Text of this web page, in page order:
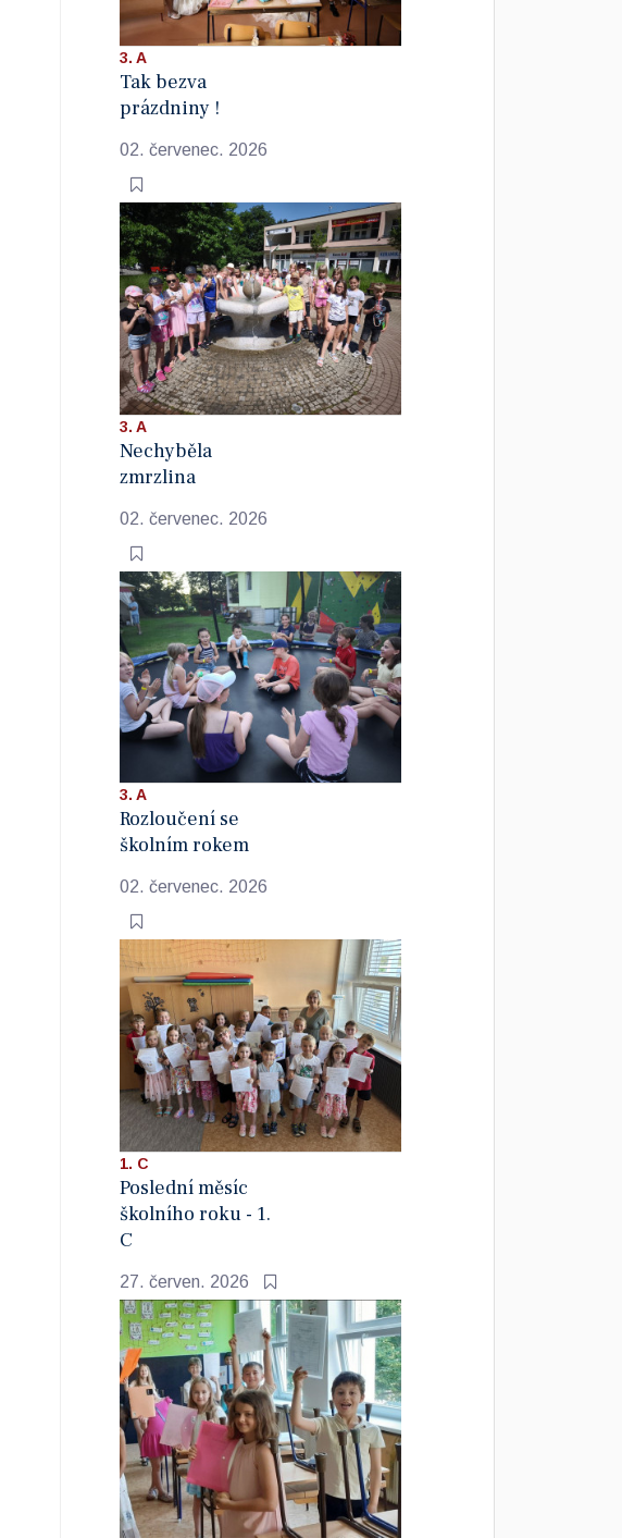
3. A
Tak bezva
prázdniny !
02. červenec. 2026
3. A
Nechyběla
zmrzlina
02. červenec. 2026
3. A
Rozloučení se
školním rokem
02. červenec. 2026
1. C
Poslední měsíc
školního roku - 1.
C
27. červen. 2026